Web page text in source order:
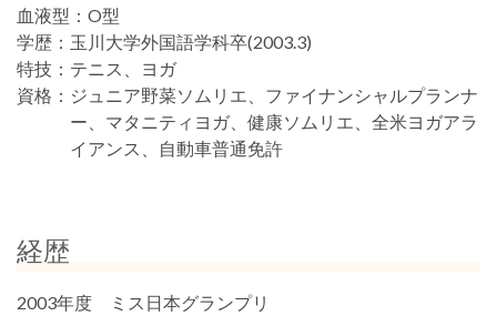
血液型： O型
学歴： 玉川大学外国語学科卒(2003.3)
特技： テニス、ヨガ
資格： ジュニア野菜ソムリエ、ファイナンシャルプランナ
ー、マタニティヨガ、健康ソムリエ、全米ヨガアラ
イアンス、自動車普通免許
経歴
2003年度 ミス日本グランプリ